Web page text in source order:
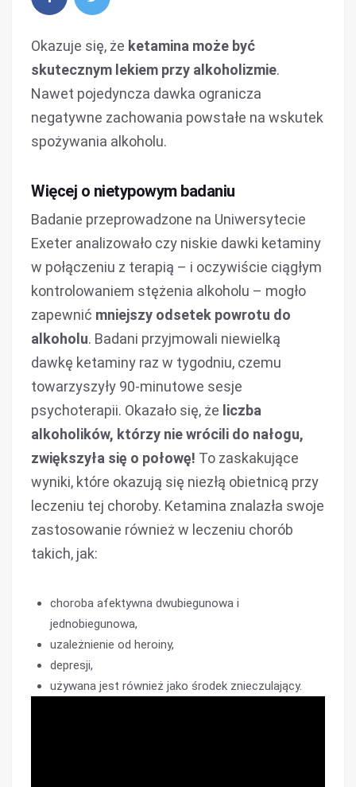
Okazuje się, że ketamina może być
skutecznym lekiem przy alkoholizmie.
Nawet pojedyncza dawka ogranicza
negatywne zachowania powstałe na wskutek
spożywania alkoholu.
Więcej o nietypowym badaniu
Badanie przeprowadzone na Uniwersytecie
Exeter analizowało czy niskie dawki ketaminy
w połączeniu z terapią – i oczywiście ciągłym
kontrolowaniem stężenia alkoholu – mogło
zapewnić mniejszy odsetek powrotu do
alkoholu. Badani przyjmowali niewielką
dawkę ketaminy raz w tygodniu, czemu
towarzyszyły 90-minutowe sesje
psychoterapii. Okazało się, że liczba
alkoholików, którzy nie wrócili do nałogu,
zwiększyła się o połowę! To zaskakujące
wyniki, które okazują się niezłą obietnicą przy
leczeniu tej choroby. Ketamina znalazła swoje
zastosowanie również w leczeniu chorób
takich, jak:
choroba afektywna dwubiegunowa i
jednobiegunowa,
uzależnienie od heroiny,
depresji,
używana jest również jako środek znieczulający.